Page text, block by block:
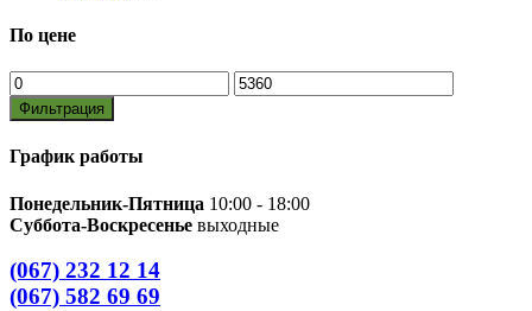
По цене
Минимальная
цена
Максимальная
цена
Фильтрация
График работы
Понедельник-Пятница 10:00 - 18:00
Суббота-Воскресенье выходные
(067) 232 12 14
(067) 582 69 69